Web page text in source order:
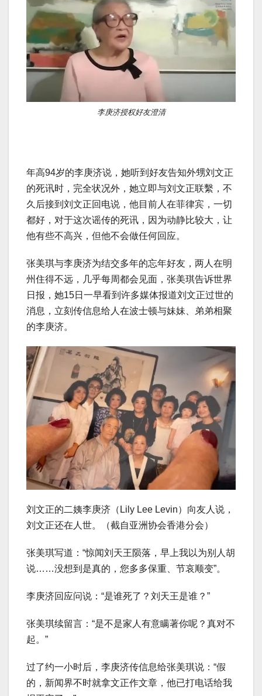
李庚济授权好友澄清
年高94岁的李庚济说，她听到好友告知外甥刘文正
的死讯时，完全状况外，她立即与刘文正联繫，不
久后接到刘文正回电说，他目前人在菲律宾，一切
都好，对于这次谣传的死讯，因为动静比较大，让
他有些不高兴，但他不会做任何回应。
张美琪与李庚济为结交多年的忘年好友，两人在明
州住得不远，几乎每周都会见面，张美琪告诉世界
日报，她15日一早看到许多媒体报道刘文正过世的
消息，立刻传信息给人在波士顿与妹妹、弟弟相聚
的李庚济。
刘文正的二姨李庚济（Lily Lee Levin）向友人说，
刘文正还在人世。（截自亚洲协会香港分会）
张美琪写道：“惊闻刘天王陨落，早上我以为别人胡
说……没想到是真的，您多多保重、节哀顺变”。
李庚济回应问说：“是谁死了？刘天王是谁？”
张美琪续留言：“是不是家人有意瞒著你呢？真对不
起。”
过了约一小时后，李庚济传信息给张美琪说：“假
的，新闻界不时就拿文正作文章，他已打电话给我